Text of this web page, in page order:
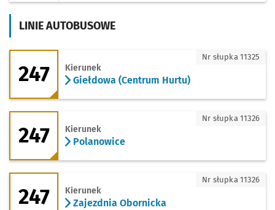
LINIE AUTOBUSOWE
247 - kierunek Giełdowa (Centrum
247 Kierunek
Giełdowa (Centrum Hurtu)
Nr słupka 11325
247 - kierunek Polanowice
247 Kierunek
Polanowice
Nr słupka 11326
247 - kierunek Zajezdnia Obornicka
247 Kierunek
Zajezdnia Obornicka
Nr słupka 11326